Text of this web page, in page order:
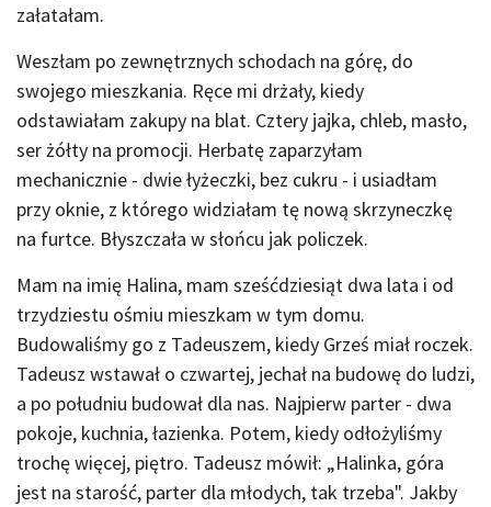
załatałam.
Weszłam po zewnętrznych schodach na górę, do
swojego mieszkania. Ręce mi drżały, kiedy
odstawiałam zakupy na blat. Cztery jajka, chleb, masło,
ser żółty na promocji. Herbatę zaparzyłam
mechanicznie - dwie łyżeczki, bez cukru - i usiadłam
przy oknie, z którego widziałam tę nową skrzyneczkę
na furtce. Błyszczała w słońcu jak policzek.
Mam na imię Halina, mam sześćdziesiąt dwa lata i od
trzydziestu ośmiu mieszkam w tym domu.
Budowaliśmy go z Tadeuszem, kiedy Grześ miał roczek.
Tadeusz wstawał o czwartej, jechał na budowę do ludzi,
a po południu budował dla nas. Najpierw parter - dwa
pokoje, kuchnia, łazienka. Potem, kiedy odłożyliśmy
trochę więcej, piętro. Tadeusz mówił: „Halinka, góra
jest na starość, parter dla młodych, tak trzeba". Jakby